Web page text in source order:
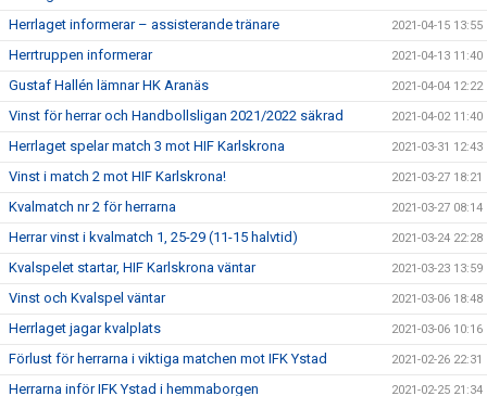
Herrlaget informerar – assisterande tränare 2021-04-15 13:55
Herrtruppen informerar 2021-04-13 11:40
Gustaf Hallén lämnar HK Aranäs 2021-04-04 12:22
Vinst för herrar och Handbollsligan 2021/2022 säkrad 2021-04-02 11:40
Herrlaget spelar match 3 mot HIF Karlskrona 2021-03-31 12:43
Vinst i match 2 mot HIF Karlskrona! 2021-03-27 18:21
Kvalmatch nr 2 för herrarna 2021-03-27 08:14
Herrar vinst i kvalmatch 1, 25-29 (11-15 halvtid) 2021-03-24 22:28
Kvalspelet startar, HIF Karlskrona väntar 2021-03-23 13:59
Vinst och Kvalspel väntar 2021-03-06 18:48
Herrlaget jagar kvalplats 2021-03-06 10:16
Förlust för herrarna i viktiga matchen mot IFK Ystad 2021-02-26 22:31
Herrarna inför IFK Ystad i hemmaborgen 2021-02-25 21:34